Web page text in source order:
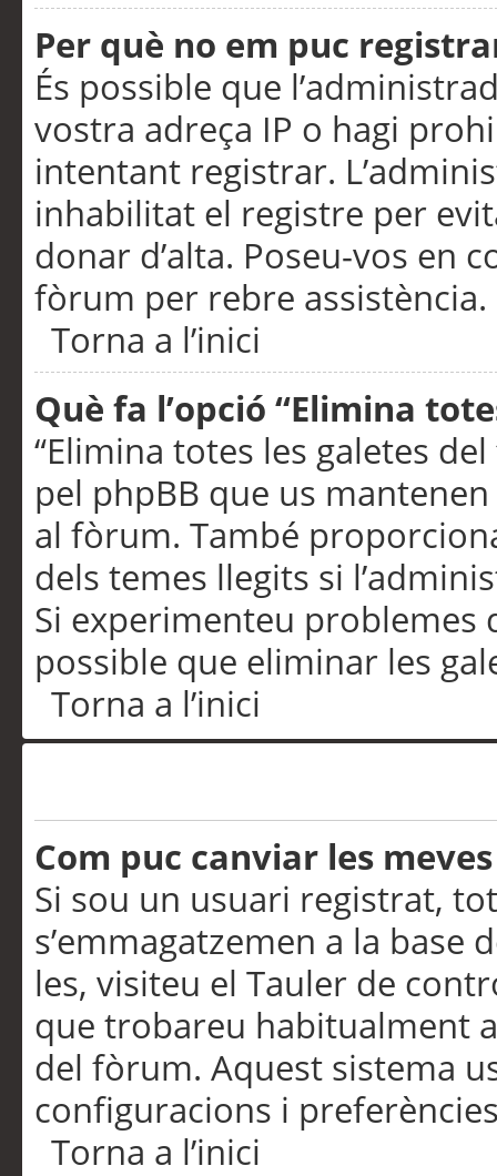
Per què no em puc
És possible que
vostra adreça IP o hagi
intentant registrar.
inhabilitat el registre per
donar d’alta. Poseu-vos en
fòrum per rebre assistència.
Torna a l’inici
Què fa l’opció “Elimina
“Elimina totes les galetes
pel phpBB que us
al fòrum. També
dels temes llegits si
Si experimenteu problemes
possible que eliminar les
Torna a l’inici
Com puc canviar les
Si sou un usuari registrat,
s’emmagatzemen a la
les, visiteu el Tauler de
que trobareu habitualment
del fòrum. Aquest sistema
configuracions i
Torna a l’inici